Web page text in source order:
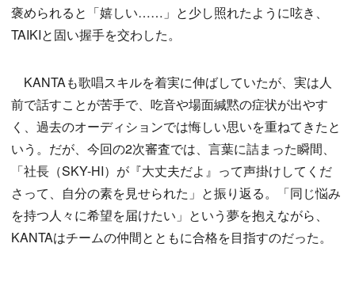
褒められると「嬉しい……」と少し照れたように呟き、
TAIKIと固い握手を交わした。
KANTAも歌唱スキルを着実に伸ばしていたが、実は人
前で話すことが苦手で、吃音や場面緘黙の症状が出やす
く、過去のオーディションでは悔しい思いを重ねてきたと
いう。だが、今回の2次審査では、言葉に詰まった瞬間、
「社長（SKY-HI）が『大丈夫だよ』って声掛けしてくだ
さって、自分の素を見せられた」と振り返る。「同じ悩み
を持つ人々に希望を届けたい」という夢を抱えながら、
KANTAはチームの仲間とともに合格を目指すのだった。